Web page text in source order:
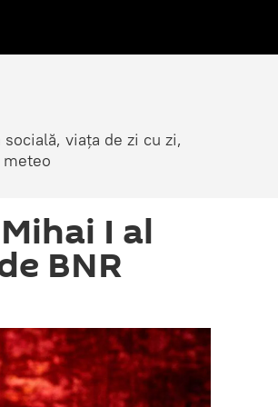
viața de zi cu zi,
I al
BNR